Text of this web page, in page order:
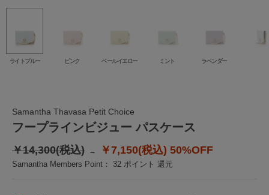
ライトブルー ピンク ペールイエロー ミント ラベンダー
Samantha Thavasa Petit Choice
フープラインビジュー パスケース
￥14,300(税込) ￥7,150(税込) 50%OFF
Samantha Members Point： 32 ポイント 還元